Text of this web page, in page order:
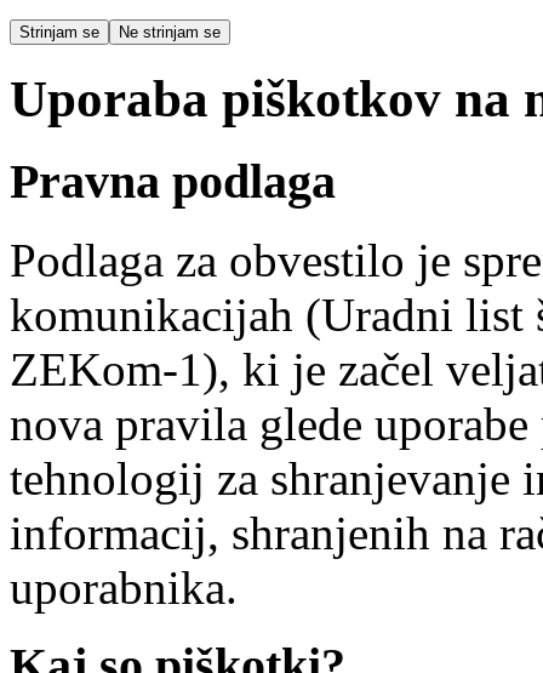
Strinjam se Ne strinjam se
Uporaba piškotkov na
Pravna podlaga
Podlaga za obvestilo je
komunikacijah (Uradni list
ZEKom-1), ki je začel
nova pravila glede
tehnologij za shranjevanje
informacij, shranjenih na
uporabnika.